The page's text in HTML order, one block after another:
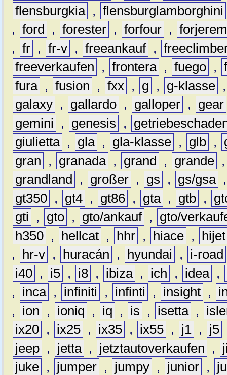
flensburgkia , flensburglamborghini
, ford , forester , forfour ,
, fr , fr-v , freeankauf ,
freeverkaufen
, frontera , fuego ,
fura , fusion , fxx , g , g-klasse
galaxy , gallardo , galloper ,
gear
gemini
, genesis ,
giulietta , gla , gla-klasse , glb ,
gran
, granada , grand , grande
grandland
, großer , gs , gs/gsa
gt350 , gt4 , gt86 , gta , gtb ,
gti
, gto , gto/ankauf ,
gto/
h350 , hellcat , hhr , hiace ,
hijet
,
hr-v , huracán , hyundai ,
i-road
i40 , i5 , i8 , ibiza , ich , idea ,
,
inca , infiniti , infinti , insight ,
,
ion , ioniq , iq , is , isetta ,
ix20 , ix25 , ix35 , ix55 , j1 , j5
jeep , jetta , jetztautoverkaufen ,
juke , jumper , jumpy , junior ,